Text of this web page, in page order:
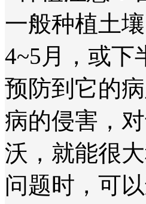
一般种植土
4~5月，或下
预防到它的
病的侵害，
沃，就能很
问题时，可